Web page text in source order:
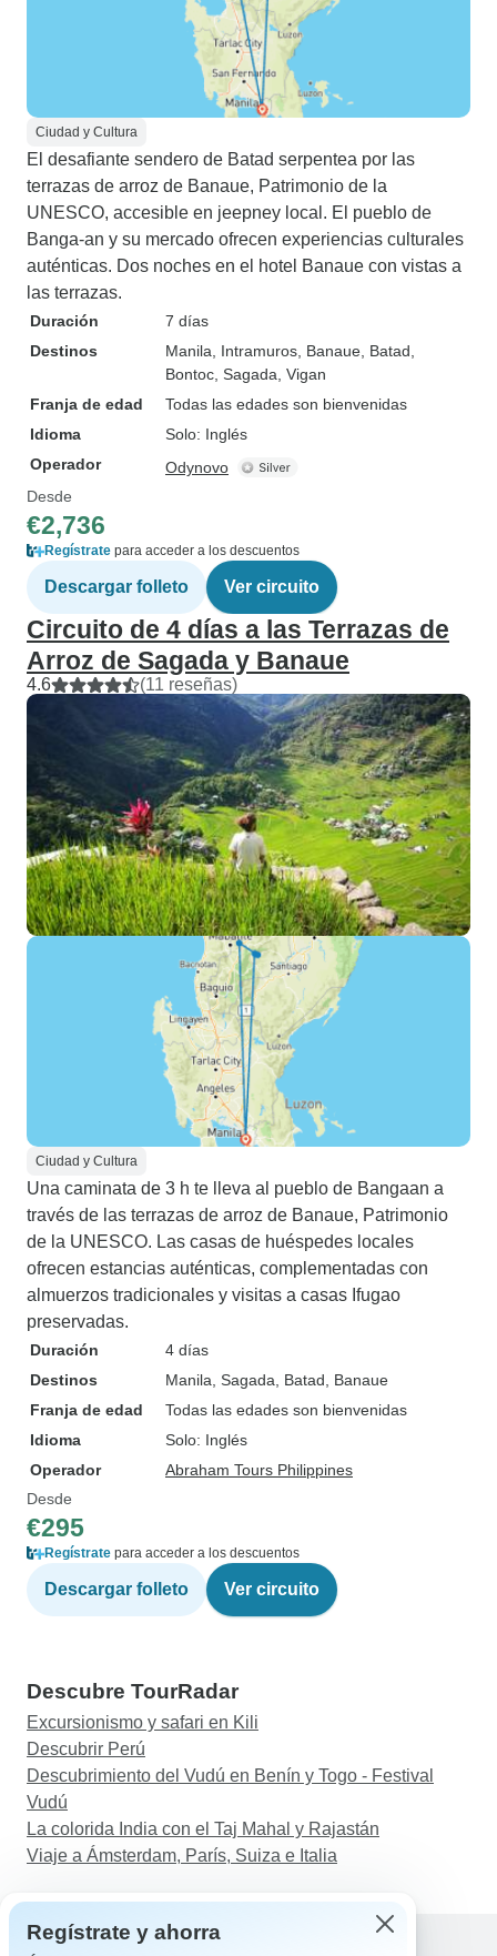
Ciudad y Cultura
El desafiante sendero de Batad serpentea por las
terrazas de arroz de Banaue, Patrimonio de la
UNESCO, accesible en jeepney local. El pueblo de
Banga-an y su mercado ofrecen experiencias culturales
auténticas. Dos noches en el hotel Banaue con vistas a
las terrazas.
Duración
7 días
Destinos
Manila , Intramuros , Banaue , Batad
Bontoc , Sagada , Vigan
Franja de edad
Todas las edades son bienvenidas
Idioma
Solo: Inglés
Operador
Odynovo
Desde
€2,736
Regístrate para acceder a los descuentos
Descargar folleto Ver circuito
Circuito de 4 días a las Terrazas de
Arroz de Sagada y Banaue
4.6 (11 reseñas)
Ciudad y Cultura
Una caminata de 3 h te lleva al pueblo de Bangaan a
través de las terrazas de arroz de Banaue, Patrimonio
de la UNESCO. Las casas de huéspedes locales
ofrecen estancias auténticas, complementadas con
almuerzos tradicionales y visitas a casas Ifugao
preservadas.
Duración
4 días
Destinos
Manila , Sagada , Batad , Banaue
Franja de edad
Todas las edades son bienvenidas
Idioma
Solo: Inglés
Operador
Abraham Tours Philippines
Desde
€295
Regístrate para acceder a los descuentos
Descargar folleto Ver circuito
Descubre TourRadar
Excursionismo y safari en Kili
Descubrir Perú
Descubrimiento del Vudú en Benín y Togo - Festival
Vudú
La colorida India con el Taj Mahal y Rajastán
Viaje a Ámsterdam, París, Suiza e Italia
Regístrate y ahorra